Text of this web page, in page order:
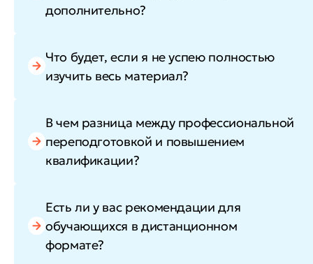
дополнительно?
Что будет, если я не успею полностью
изучить весь материал?
В чем разница между профессиональной
переподготовкой и повышением
квалификации?
Есть ли у вас рекомендации для
обучающихся в дистанционном
формате?